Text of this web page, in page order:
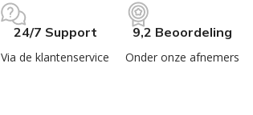
24/7 Support
Via de klantenservice
9,2 Beoordeling
Onder onze afnemers